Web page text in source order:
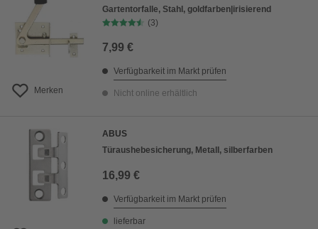
Merken
Gartentorfalle, Stahl, goldfarben|irisierend
(3)
7,99 €
Verfügbarkeit im Markt prüfen
Nicht online erhältlich
ABUS
Türaushebesicherung, Metall, silberfarben
16,99 €
Verfügbarkeit im Markt prüfen
lieferbar